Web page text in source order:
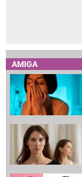
AMIGA